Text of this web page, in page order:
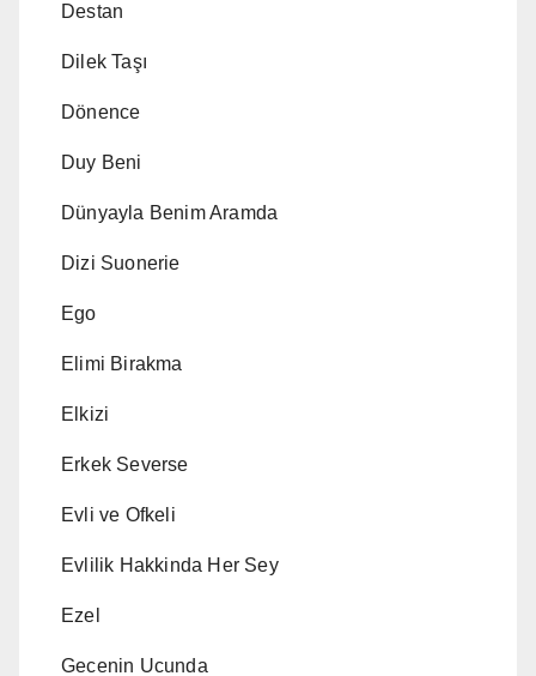
Destan
Dilek Taşı
Dönence
Duy Beni
Dünyayla Benim Aramda
Dizi Suonerie
Ego
Elimi Birakma
Elkizi
Erkek Severse
Evli ve Ofkeli
Evlilik Hakkinda Her Sey
Ezel
Gecenin Ucunda